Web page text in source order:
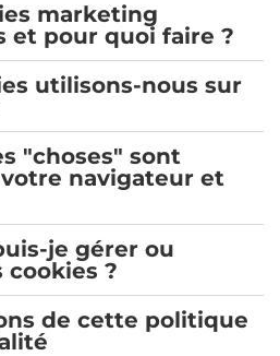
marketing
et pour quoi faire ?
utilisons-nous sur
"choses" sont
navigateur et
je gérer ou
cookies ?
de cette politique